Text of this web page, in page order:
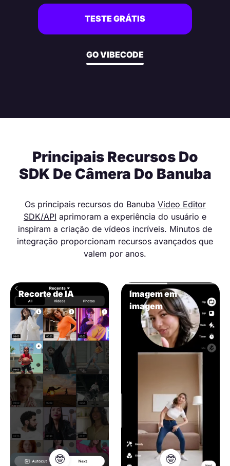
TESTE GRÁTIS
GO VIBECODE
Principais Recursos Do
SDK De Câmera Do Banuba
Os principais recursos do Banuba Video Editor
SDK/API aprimoram a experiência do usuário e
inspiram a criação de vídeos incríveis. Minutos de
integração proporcionam recursos avançados que
valem por anos.
Recorte de IA
🤓
Imagem em
imagem
🤓